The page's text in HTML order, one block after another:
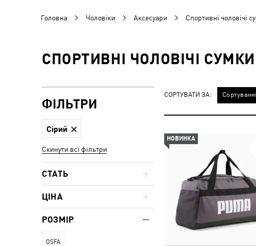
Головна Чоловіки Аксесуари Спортивні чоловічі
СПОРТИВНІ ЧОЛОВІЧІ
СОРТУВАТИ ЗА:
НОВИНКА
ФІЛЬТРИ
Сірий
Скинути всі фільтри
СТАТЬ
ЦІНА
РОЗМІР
OSFA